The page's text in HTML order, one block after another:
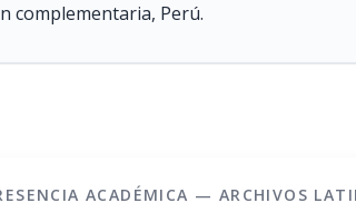
complementaria, Perú.
ACADÉMICA — ARCHIVOS